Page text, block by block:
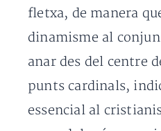
fletxa, de manera
dinamisme al
anar des del centre
punts cardinals,
essencial al